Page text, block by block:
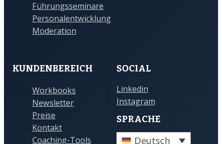
Führungsseminare
Personalentwicklung
Moderation
KUNDENBEREICH
Workbooks
Newsletter
Preise
Kontakt
Coaching-Tools
SOCIAL
Linkedin
Instagram
SPRACHE
Deutsch